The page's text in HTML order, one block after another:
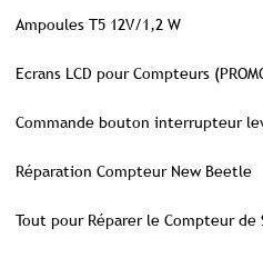
Ampoules T5 12V/1,2 W
Ecrans LCD pour Compteurs
Commande bouton interrupteur
Réparation Compteur New Beetle
Tout pour Réparer le Compteur de